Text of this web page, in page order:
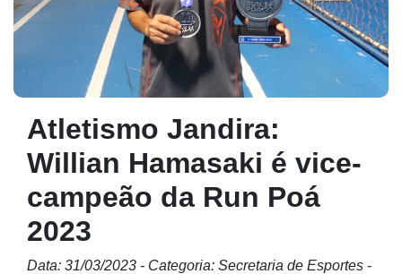
Atletismo Jandira:
Willian Hamasaki é vice-
campeão da Run Poá
2023
Data: 31/03/2023 - Categoria: Secretaria de Esportes -